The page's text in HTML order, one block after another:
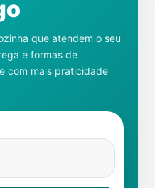
que atendem o seu
e formas de
com mais praticidade